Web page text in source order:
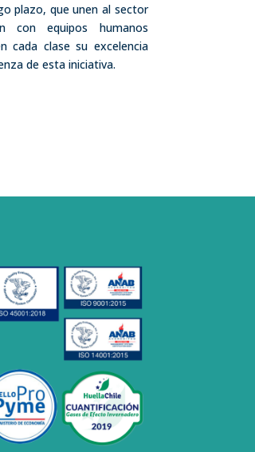
plazo, que unen al sector
con equipos humanos
cada clase su excelencia
de esta iniciativa.